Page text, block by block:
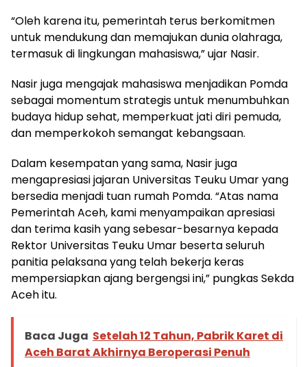
“Oleh karena itu, pemerintah terus berkomitmen
untuk mendukung dan memajukan dunia olahraga,
termasuk di lingkungan mahasiswa,” ujar Nasir.
Nasir juga mengajak mahasiswa menjadikan Pomda
sebagai momentum strategis untuk menumbuhkan
budaya hidup sehat, memperkuat jati diri pemuda,
dan memperkokoh semangat kebangsaan.
Dalam kesempatan yang sama, Nasir juga
mengapresiasi jajaran Universitas Teuku Umar yang
bersedia menjadi tuan rumah Pomda. “Atas nama
Pemerintah Aceh, kami menyampaikan apresiasi
dan terima kasih yang sebesar-besarnya kepada
Rektor Universitas Teuku Umar beserta seluruh
panitia pelaksana yang telah bekerja keras
mempersiapkan ajang bergengsi ini,” pungkas Sekda
Aceh itu.
Baca Juga Setelah 12 Tahun, Pabrik Karet di
Aceh Barat Akhirnya Beroperasi Penuh